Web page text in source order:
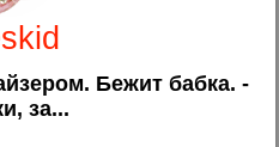
Бежит бабка. -
за...